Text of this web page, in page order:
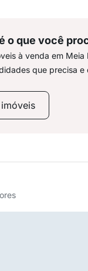
o que você
à venda em Meia
que precisa e